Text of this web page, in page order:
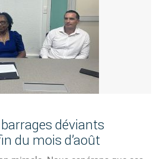
déviants
du mois d’août